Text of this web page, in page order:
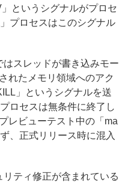
というシグナルがプロセ
プロセスはこのシグナル
スレッドが書き込みモー
れたメモリ領域へのアク
」というシグナルを送
ロセスは無条件に終了し
レビューテスト中の「ma
、正式リリース時に混入
ティ修正が含まれている